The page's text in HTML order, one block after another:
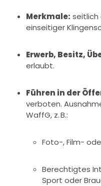
Merkmale: seitlich
einseitiger
Erwerb, Besitz,
erlaubt.
Führen in der
verboten.
WaffG, z. B.:
Foto-, Film-
Berechtigtes
Sport oder